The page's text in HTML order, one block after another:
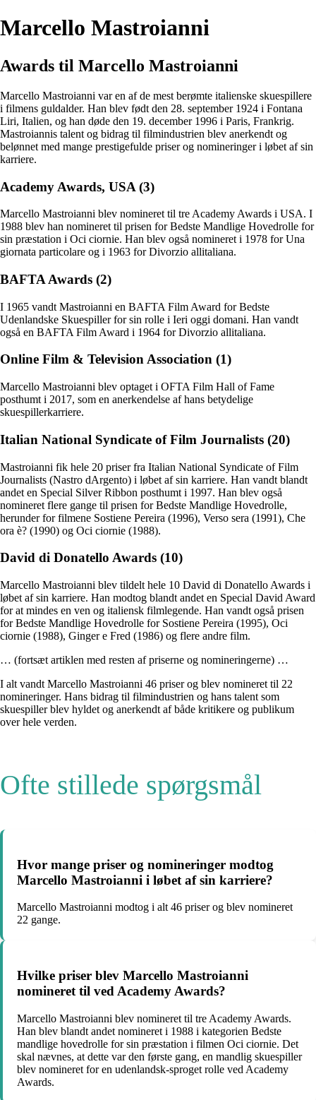
Marcello Mastroianni
Awards til Marcello Mastroianni
Marcello Mastroianni var en af de mest berømte italienske skuespillere
i filmens guldalder. Han blev født den 28. september 1924 i Fontana
Liri, Italien, og han døde den 19. december 1996 i Paris, Frankrig.
Mastroiannis talent og bidrag til filmindustrien blev anerkendt og
belønnet med mange prestigefulde priser og nomineringer i løbet af sin
karriere.
Academy Awards, USA (3)
Marcello Mastroianni blev nomineret til tre Academy Awards i USA. I
1988 blev han nomineret til prisen for Bedste Mandlige Hovedrolle for
sin præstation i Oci ciornie. Han blev også nomineret i 1978 for Una
giornata particolare og i 1963 for Divorzio allitaliana.
BAFTA Awards (2)
I 1965 vandt Mastroianni en BAFTA Film Award for Bedste
Udenlandske Skuespiller for sin rolle i Ieri oggi domani. Han vandt
også en BAFTA Film Award i 1964 for Divorzio allitaliana.
Online Film & Television Association (1)
Marcello Mastroianni blev optaget i OFTA Film Hall of Fame
posthumt i 2017, som en anerkendelse af hans betydelige
skuespillerkarriere.
Italian National Syndicate of Film Journalists (20)
Mastroianni fik hele 20 priser fra Italian National Syndicate of Film
Journalists (Nastro dArgento) i løbet af sin karriere. Han vandt blandt
andet en Special Silver Ribbon posthumt i 1997. Han blev også
nomineret flere gange til prisen for Bedste Mandlige Hovedrolle,
herunder for filmene Sostiene Pereira (1996), Verso sera (1991), Che
ora è? (1990) og Oci ciornie (1988).
David di Donatello Awards (10)
Marcello Mastroianni blev tildelt hele 10 David di Donatello Awards i
løbet af sin karriere. Han modtog blandt andet en Special David Award
for at mindes en ven og italiensk filmlegende. Han vandt også prisen
for Bedste Mandlige Hovedrolle for Sostiene Pereira (1995), Oci
ciornie (1988), Ginger e Fred (1986) og flere andre film.
… (fortsæt artiklen med resten af priserne og nomineringerne) …
I alt vandt Marcello Mastroianni 46 priser og blev nomineret til 22
nomineringer. Hans bidrag til filmindustrien og hans talent som
skuespiller blev hyldet og anerkendt af både kritikere og publikum
over hele verden.
Ofte stillede spørgsmål
Hvor mange priser og nomineringer modtog
Marcello Mastroianni i løbet af sin karriere?
Marcello Mastroianni modtog i alt 46 priser og blev nomineret
22 gange.
Hvilke priser blev Marcello Mastroianni
nomineret til ved Academy Awards?
Marcello Mastroianni blev nomineret til tre Academy Awards.
Han blev blandt andet nomineret i 1988 i kategorien Bedste
mandlige hovedrolle for sin præstation i filmen Oci ciornie. Det
skal nævnes, at dette var den første gang, en mandlig skuespiller
blev nomineret for en udenlandsk-sproget rolle ved Academy
Awards.